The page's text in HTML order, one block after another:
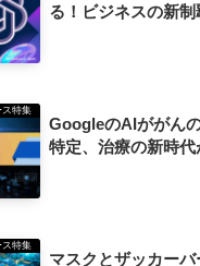
る！ビジネスの新
特集
GoogleのAIががん
特定、治療の新時代
特集
マスクとザッカー